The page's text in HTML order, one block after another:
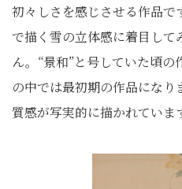
初々しさを感じさせる作品で
で描く雪の立体感に着目して
ん。“景和”と号していた頃
の中では最初期の作品にな
質感が写実的に描かれていま